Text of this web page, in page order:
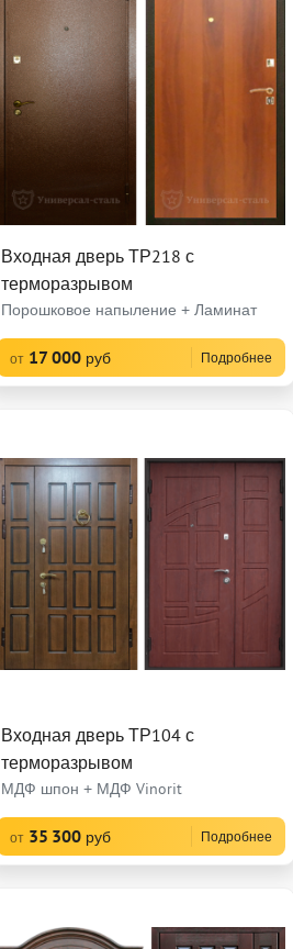
Входная дверь ТР218 с
терморазрывом
Порошковое напыление + Ламинат
от 17 000 руб Подробнее
Входная дверь ТР104 с
терморазрывом
МДФ шпон + МДФ Vinorit
от 35 300 руб Подробнее